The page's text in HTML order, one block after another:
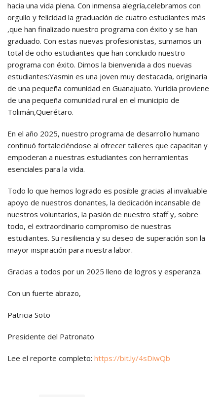
hacia una vida plena. Con inmensa alegría,celebramos con
orgullo y felicidad la graduación de cuatro estudiantes más
,que han finalizado nuestro programa con éxito y se han
graduado. Con estas nuevas profesionistas, sumamos un
total de ocho estudiantes que han concluido nuestro
programa con éxito. Dimos la bienvenida a dos nuevas
estudiantes:Yasmin es una joven muy destacada, originaria
de una pequeña comunidad en Guanajuato. Yuridia proviene
de una pequeña comunidad rural en el municipio de
Tolimán,Querétaro.
En el año 2025, nuestro programa de desarrollo humano
continuó fortaleciéndose al ofrecer talleres que capacitan y
empoderan a nuestras estudiantes con herramientas
esenciales para la vida.
Todo lo que hemos logrado es posible gracias al invaluable
apoyo de nuestros donantes, la dedicación incansable de
nuestros voluntarios, la pasión de nuestro staff y, sobre
todo, el extraordinario compromiso de nuestras
estudiantes. Su resiliencia y su deseo de superación son la
mayor inspiración para nuestra labor.
Gracias a todos por un 2025 lleno de logros y esperanza.
Con un fuerte abrazo,
Patricia Soto
Presidente del Patronato
Lee el reporte completo: https://bit.ly/4sDiwQb